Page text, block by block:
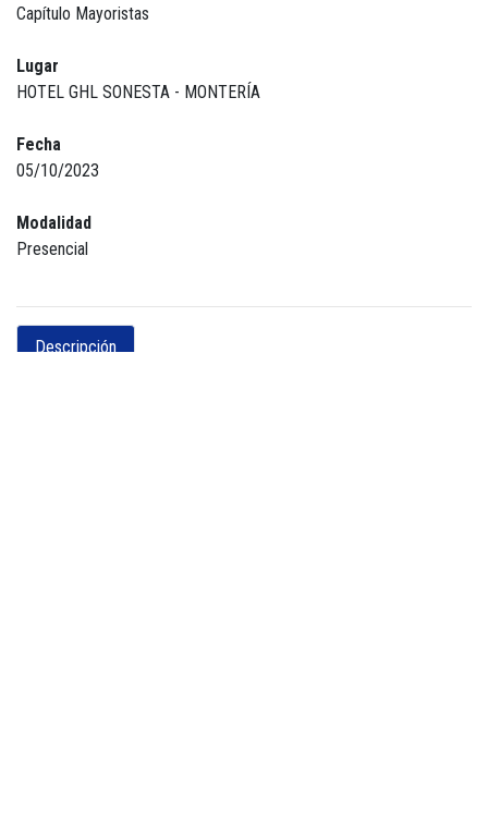
Capítulo Mayoristas
Lugar
HOTEL GHL SONESTA - MONTERÍA
Fecha
05/10/2023
Modalidad
Presencial
Descripción